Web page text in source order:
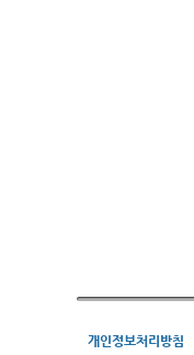
개인정보처리방침